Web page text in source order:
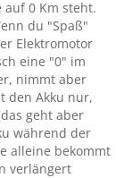
0 Km steht.
du "Spaß"
Elektromotor
eine "0" im
nimmt aber
den Akku nur,
geht aber
während der
alleine bekommt
verlängert